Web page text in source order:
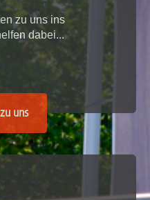
zu uns ins
dabei...
uns